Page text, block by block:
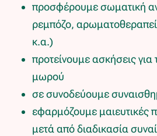
προσφέρουμε σωματική
ρεμπόζο,
κ.α.)
προτείνουμε ασκήσεις
μωρού
σε συνοδεύουμε
εφαρμόζουμε μαιευτικές
μετά από διαδικασία